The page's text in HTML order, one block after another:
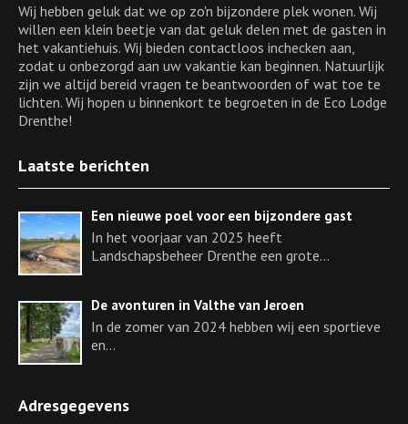
Wij hebben geluk dat we op zo'n bijzondere plek wonen. Wij
willen een klein beetje van dat geluk delen met de gasten in
het vakantiehuis. Wij bieden contactloos inchecken aan,
zodat u onbezorgd aan uw vakantie kan beginnen. Natuurlijk
zijn we altijd bereid vragen te beantwoorden of wat toe te
lichten. Wij hopen u binnenkort te begroeten in de Eco Lodge
Drenthe!
Laatste berichten
Een nieuwe poel voor een bijzondere gast
In het voorjaar van 2025 heeft
Landschapsbeheer Drenthe een grote...
De avonturen in Valthe van Jeroen
In de zomer van 2024 hebben wij een sportieve
en...
Adresgegevens